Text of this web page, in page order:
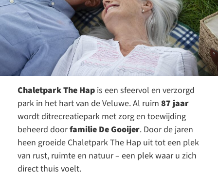
Chaletpark The Hapis een sfeervol en verzorgd
park in het hart van de Veluwe. Al ruim 87 jaar
wordt ditrecreatiepark met zorg en toewijding
beheerd doorfamilie De Gooijer. Door de jaren
heen groeide Chaletpark The Hap uit tot een plek
van rust, ruimte en natuur – een plek waar u zich
direct thuis voelt.